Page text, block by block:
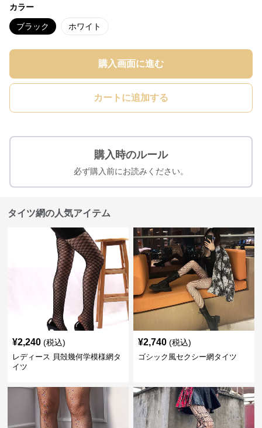
カラー
ブラック ホワイト
購入画面に進む
カートに追加する
購入時のルール
必ず購入前にお読みください。
タイツ網の人気アイテム
¥2,240 (税込)
レディース 貝殻幾何学模様網タ
イツ
¥2,740 (税込)
ゴシック風セクシー網タイツ